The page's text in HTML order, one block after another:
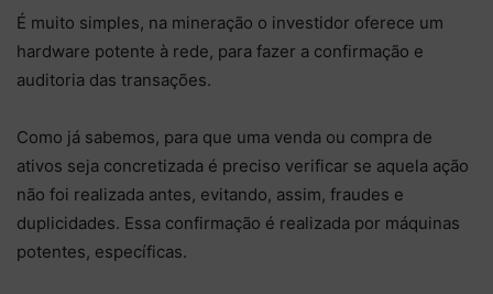
É muito simples, na mineração o investidor oferece um
hardware potente à rede, para fazer a confirmação e
auditoria das transações.
Como já sabemos, para que uma venda ou compra de
ativos seja concretizada é preciso verificar se aquela ação
não foi realizada antes, evitando, assim, fraudes e
duplicidades. Essa confirmação é realizada por máquinas
potentes, específicas.